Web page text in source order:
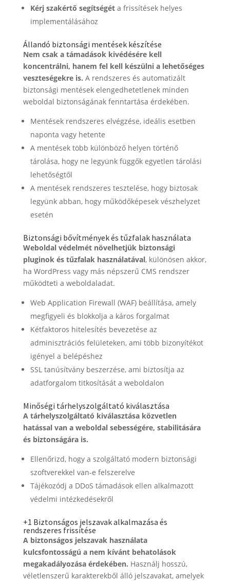
Kérj szakértő segítségéta frissítések helyes
implementálásához
Állandó biztonsági mentések készítése
Nem csak a támadások kivédésére kell
koncentrálni, hanem fel kell készülni a lehetőséges
veszteségekre is. A rendszeres és automatizált
biztonsági mentések elengedhetetlenek minden
weboldal biztonságának fenntartása érdekében.
Mentések rendszeres elvégzése, ideális esetben
naponta vagy hetente
A mentések több különböző helyen történő
tárolása, hogy ne legyünk függők egyetlen tárolási
lehetőségtől
A mentések rendszeres tesztelése, hogy biztosak
legyünk abban, hogy működőképesek vészhelyzet
esetén
Biztonsági bővítmények és tűzfalak használata
Weboldal védelmét növelhetjük biztonsági
pluginok és tűzfalak használatával, különösen akkor,
ha WordPress vagy más népszerű CMS rendszer
működteti a weboldaladat.
Web Application Firewall (WAF) beállítása, amely
megfigyeli és blokkolja a káros forgalmat
Kétfaktoros hitelesítés bevezetése az
adminisztrációs felületeken, ami több bizonyítékot
igényel a belépéshez
SSL tanúsítvány beszerzése, ami biztosítja az
adatforgalom titkosítását a weboldalon
Minőségi tárhelyszolgáltató kiválasztása
A tárhelyszolgáltató kiválasztása közvetlen
hatással van a weboldal sebességére, stabilitására
és biztonságára is.
Ellenőrizd, hogy a szolgáltató modern biztonsági
szoftverekkel van-e felszerelve
Tájékozódj a DDoS támadások ellen alkalmazott
védelmi intézkedésekről
+1 Biztonságos jelszavak alkalmazása és
rendszeres frissítése
A biztonságos jelszavak használata
kulcsfontosságú a nem kívánt behatolások
megakadályozása érdekében. Használj hosszú,
véletlenszerű karakterekből álló jelszavakat, amelyek